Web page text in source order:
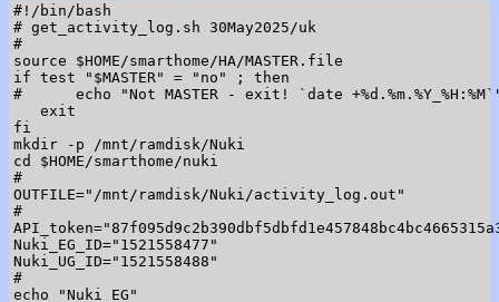
#!/bin/bash
# get_activity_log.sh 30May2025/uk
#
source $HOME/smarthome/HA/MASTER.file
if test "$MASTER" = "no" ; then
#      echo "Not MASTER - exit! `date
   exit
fi
mkdir -p /mnt/ramdisk/Nuki
cd $HOME/smarthome/nuki
#
OUTFILE="/mnt/ramdisk/Nuki/activity_log.out"
#
Nuki_EG_ID="1521558477"
Nuki_UG_ID="1521558488"
#
echo "Nuki EG"